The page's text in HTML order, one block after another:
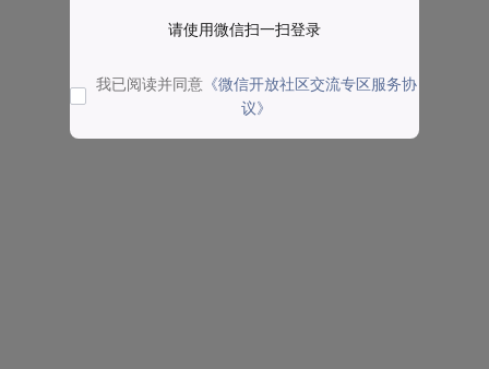
请使用微信扫一扫登录
我已阅读并同意 《微信开放社区交流专区服务协
议》